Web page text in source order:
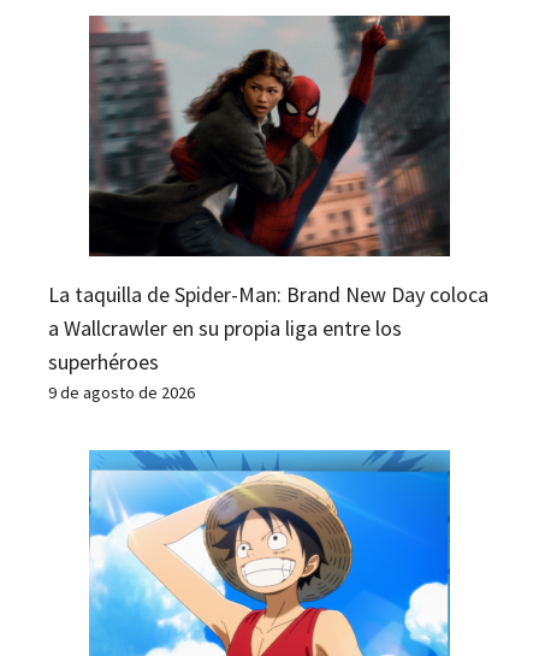
La taquilla de Spider-Man: Brand New Day coloca
a Wallcrawler en su propia liga entre los
superhéroes
9 de agosto de 2026